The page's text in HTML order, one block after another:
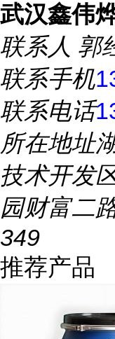
武汉鑫伟
联系人 郭
联系手机
联系电话
所在地址
技术开发
园财富二
349
推荐产品